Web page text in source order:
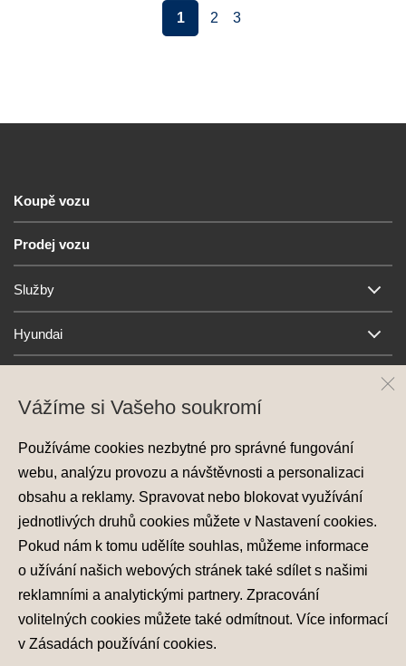
1 2 3
Koupě vozu
Prodej vozu
Služby
Hyundai
Všechna práva vyhrazena
Ochrana osobních údajů
Nastavení cookies
Zásady používání cookies
Vážíme si Vašeho soukromí
Používáme cookies nezbytné pro správné fungování
webu, analýzu provozu a návštěvnosti a personalizaci
obsahu a reklamy. Spravovat nebo blokovat využívání
jednotlivých druhů cookies můžete v Nastavení cookies.
Pokud nám k tomu udělíte souhlas, můžeme informace
o užívání našich webových stránek také sdílet s našimi
reklamními a analytickými partnery. Zpracování
volitelných cookies můžete také odmítnout. Více informací
v Zásadách používání cookies.